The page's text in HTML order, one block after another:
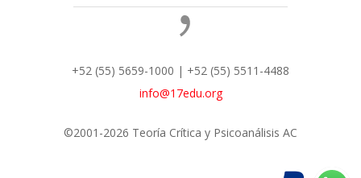
+52 (55) 5659-1000 | +52 (55) 5511-4488
info@17edu.org
©2001-2026 Teoría Crítica y Psicoanálisis AC